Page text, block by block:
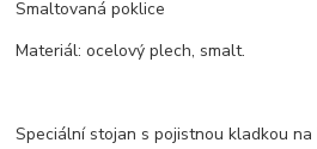
Smaltovaná poklice
Materiál: ocelový plech, smalt.
Speciální stojan s pojistnou kladkou na